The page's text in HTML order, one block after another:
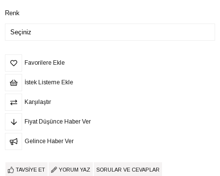
Renk
Favorilere Ekle
İstek Listeme Ekle
Karşılaştır
Fiyat Düşünce Haber Ver
Gelince Haber Ver
TAVSIYE ET YORUM YAZ SORULAR VE CEVAPLAR